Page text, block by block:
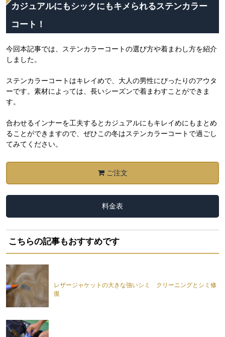
カジュアルにもシックにもキメられるステンカラー
コート！
今回本記事では、ステンカラーコートの選び方や着まわし方を紹介
しました。
ステンカラーコートはキレイめで、大人の男性にぴったりのアウタ
ーです。素材によっては、長いシーズンで着まわすことができま
す。
合わせるインナーを工夫するとカジュアルにもキレイめにもまとめ
ることができますので、ぜひこの冬はステンカラーコートで過ごし
てみてください。
ご注文
料金表
こちらの記事もおすすめです
レザージャケットの大きな強いシミ クリーニングとシミ修
復